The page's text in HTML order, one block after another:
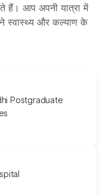
हैं। आप अपनी यात्रा में
स्वास्थ्य और कल्याण के
Postgraduate